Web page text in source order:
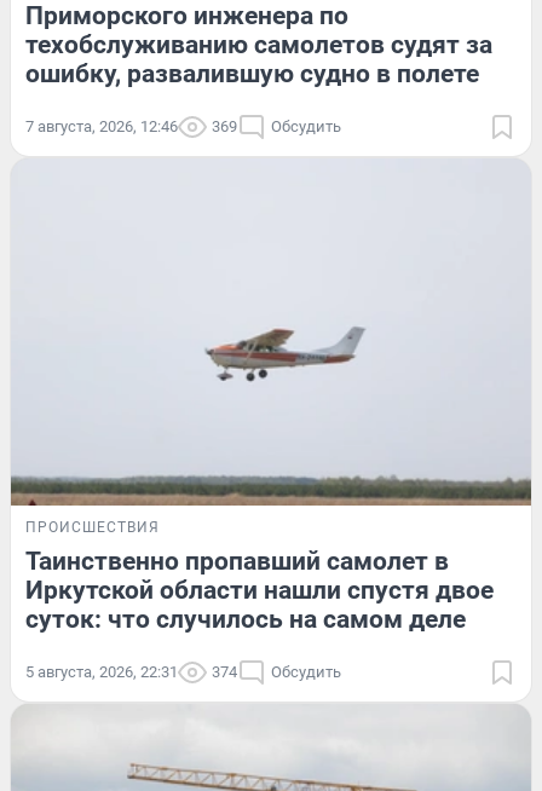
Приморского инженера по
техобслуживанию самолетов судят за
ошибку, развалившую судно в полете
7 августа, 2026, 12:46 369 Обсудить
ПРОИСШЕСТВИЯ
Таинственно пропавший самолет в
Иркутской области нашли спустя двое
суток: что случилось на самом деле
5 августа, 2026, 22:31 374 Обсудить